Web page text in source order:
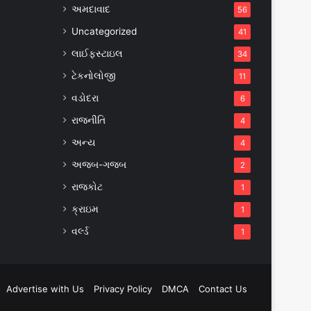
અમદાવાદ 56
Uncategorized 41
લાઈફસ્ટાઇલ 34
ટેકનોલોજી 11
વડોદરા 6
રાજનીતિ 4
અન્ય 4
અજબ-ગજબ 2
રાજકોટ 1
ક્રાઇમ 1
વર્લ્ડ 1
Advertise with Us Privacy Policy DMCA Contact Us